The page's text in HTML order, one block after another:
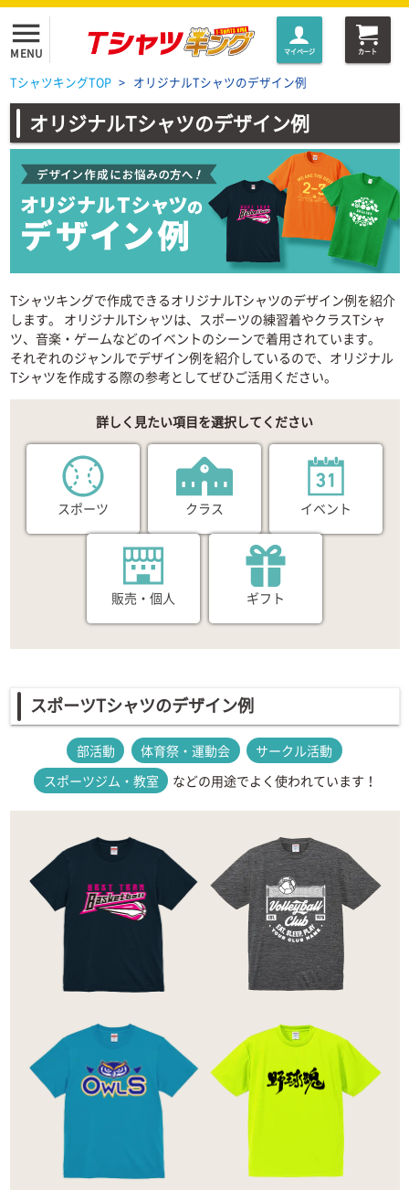
menu
MENU マイページ カート
TシャツキングTOP > オリジナルTシャツのデザイン例
オリジナルTシャツのデザイン例
Tシャツキングで作成できるオリジナルTシャツのデザイン例を紹介
します。 オリジナルTシャツは、スポーツの練習着やクラスTシャ
ツ、音楽・ゲームなどのイベントのシーンで着用されています。
それぞれのジャンルでデザイン例を紹介しているので、オリジナル
Tシャツを作成する際の参考としてぜひご活用ください。
詳しく見たい項目を選択してください
スポーツ クラス イベント
販売・個人 ギフト
スポーツTシャツのデザイン例
部活動 体育祭・運動会
サークル活動
スポーツジム・教室
などの用途でよく使われています！